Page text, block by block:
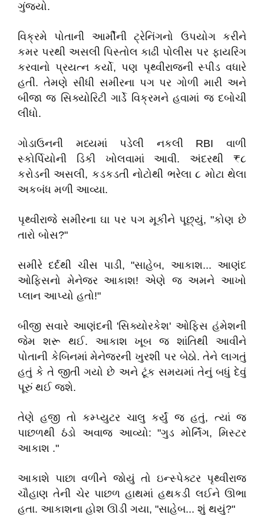
ગુંજ્યો.
વિક્રમે પોતાની આર્મીની ટ્રેનિંગનો ઉપયોગ કરીને
કમર પરથી અસલી પિસ્તોલ કાઢી પોલીસ પર ફાયરિંગ
કરવાનો પ્રયત્ન કર્યો, પણ પૃથ્વીરાજની સ્પીડ વધારે
હતી. તેમણે સીધી સમીરના પગ પર ગોળી મારી અને
બીજા જ સિક્યોરિટી ગાર્ડે વિક્રમને હવામાં જ દબોચી
લીધો.
ગોડાઉનની મધ્યમાં પડેલી નકલી RBI વાળી
સ્કોર્પિયોની ડિકી ખોલવામાં આવી. અંદરથી ₹૮
કરોડની અસલી, કડકડતી નોટોથી ભરેલા ૮ મોટા થેલા
અકબંધ મળી આવ્યા.
પૃથ્વીરાજે સમીરના ઘા પર પગ મૂકીને પૂછ્યું, "કોણ છે
તારો બોસ?"
સમીરે દર્દથી ચીસ પાડી, "સાહેબ, આકાશ... આણંદ
ઓફિસનો મેનેજર આકાશ! એણે જ અમને આખો
પ્લાન આપ્યો હતો!"
બીજી સવારે આણંદની 'સિક્યોરકેશ' ઓફિસ હંમેશની
જેમ શરૂ થઈ. આકાશ ખૂબ જ શાંતિથી આવીને
પોતાની કેબિનમાં મેનેજરની ખુરશી પર બેઠો. તેને લાગતું
હતું કે તે જીતી ગયો છે અને ટૂંક સમયમાં તેનું બધું દેવું
પૂરું થઈ જશે.
તેણે હજી તો કમ્પ્યુટર ચાલુ કર્યું જ હતું, ત્યાં જ
પાછળથી ઠંડો અવાજ આવ્યો: "ગુડ મોર્નિંગ, મિસ્ટર
આકાશ ."
આકાશે પાછા વળીને જોયું તો ઇન્સ્પેક્ટર પૃથ્વીરાજ
ચૌહાણ તેની ચેર પાછળ હાથમાં હથકડી લઈને ઊભા
હતા. આકાશના હોશ ઊડી ગયા, "સાહેબ... શું થયું?"